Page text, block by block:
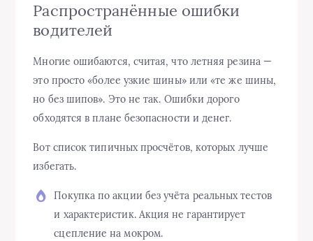
Распространённые ошибки
водителей
Многие ошибаются, считая, что летняя резина —
это просто «более узкие шины» или «те же шины,
но без шипов». Это не так. Ошибки дорого
обходятся в плане безопасности и денег.
Вот список типичных просчётов, которых лучше
избегать.
Покупка по акции без учёта реальных тестов
и характеристик. Акция не гарантирует
сцепление на мокром.